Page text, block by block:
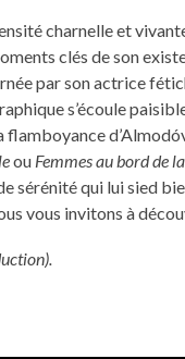
charnelle et
clés de son
par son actrice
s’écoule
ou Femmes au bord de
sérénité qui lui sied
vous invitons à